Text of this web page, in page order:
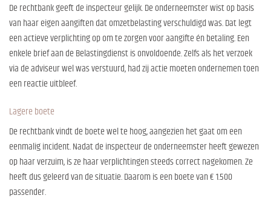
De rechtbank geeft de inspecteur gelijk. De onderneemster wist op basis
van haar eigen aangiften dat omzetbelasting verschuldigd was. Dat legt
een actieve verplichting op om te zorgen voor aangifte én betaling. Een
enkele brief aan de Belastingdienst is onvoldoende. Zelfs als het verzoek
via de adviseur wel was verstuurd, had zij actie moeten ondernemen toen
een reactie uitbleef.
Lagere boete
De rechtbank vindt de boete wel te hoog, aangezien het gaat om een
eenmalig incident. Nadat de inspecteur de onderneemster heeft gewezen
op haar verzuim, is ze haar verplichtingen steeds correct nagekomen. Ze
heeft dus geleerd van de situatie. Daarom is een boete van € 1.500
passender.